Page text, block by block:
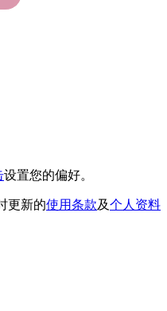
设置您的偏好。
更新的使用条款及个人资料